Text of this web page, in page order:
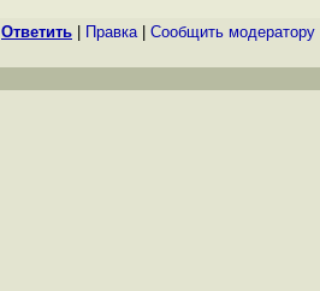
Ответить Правка| Cообщить модератору